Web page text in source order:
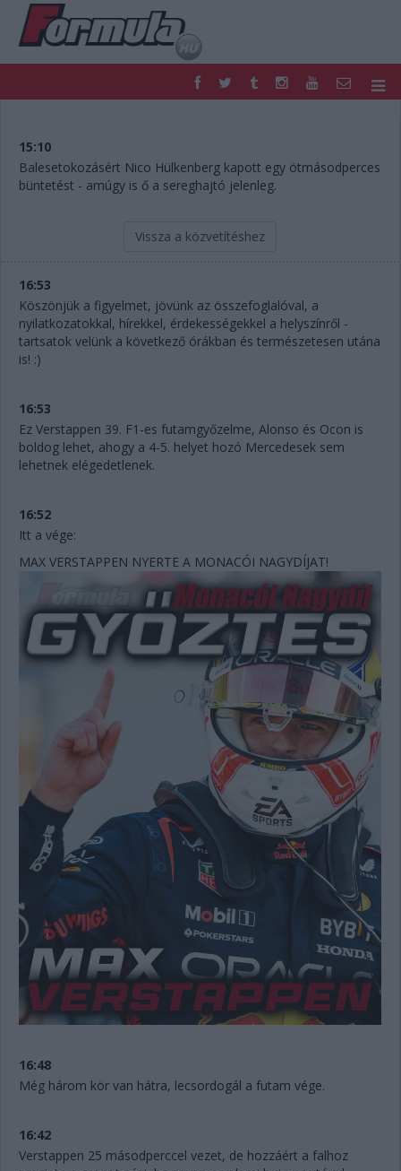
FORMULA
NEMZETKÖZI
HAZAI
RETRO
EGYÉB
TIPPJÁTÉK
15:10
Balesetokozásért Nico Hülkenberg kapott egy ötmásodperces
büntetést - amúgy is ő a sereghajtó jelenleg.
Vissza a közvetítéshez
16:53
Köszönjük a figyelmet, jövünk az összefoglalóval, a
nyilatkozatokkal, hírekkel, érdekességekkel a helyszínről -
tartsatok velünk a következő órákban és természetesen utána
is! :)
16:53
Ez Verstappen 39. F1-es futamgyőzelme, Alonso és Ocon is
boldog lehet, ahogy a 4-5. helyet hozó Mercedesek sem
lehetnek elégedetlenek.
16:52
Itt a vége:
MAX VERSTAPPEN NYERTE A MONACÓI NAGYDÍJAT!
16:48
Még három kör van hátra, lecsordogál a futam vége.
16:42
Verstappen 25 másodperccel vezet, de hozzáért a falhoz